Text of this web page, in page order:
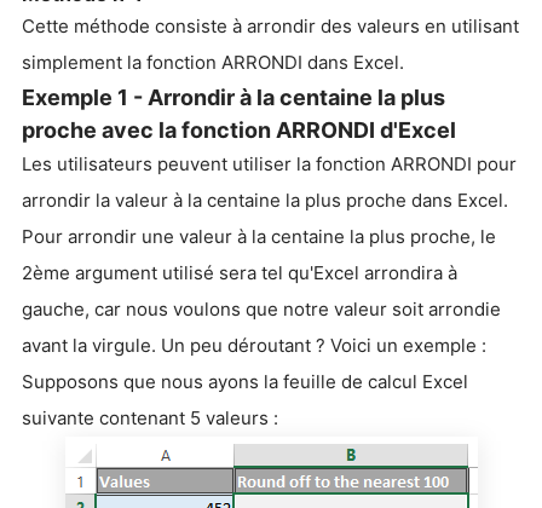
Cette méthode consiste à arrondir des valeurs en utilisant
simplement la fonction ARRONDI dans Excel.
Exemple 1 - Arrondir à la centaine la plus
proche avec la fonction ARRONDI d'Excel
Les utilisateurs peuvent utiliser la fonction ARRONDI pour
arrondir la valeur à la centaine la plus proche dans Excel.
Pour arrondir une valeur à la centaine la plus proche, le
2ème argument utilisé sera tel qu'Excel arrondira à
gauche, car nous voulons que notre valeur soit arrondie
avant la virgule. Un peu déroutant ? Voici un exemple :
Supposons que nous ayons la feuille de calcul Excel
suivante contenant 5 valeurs :